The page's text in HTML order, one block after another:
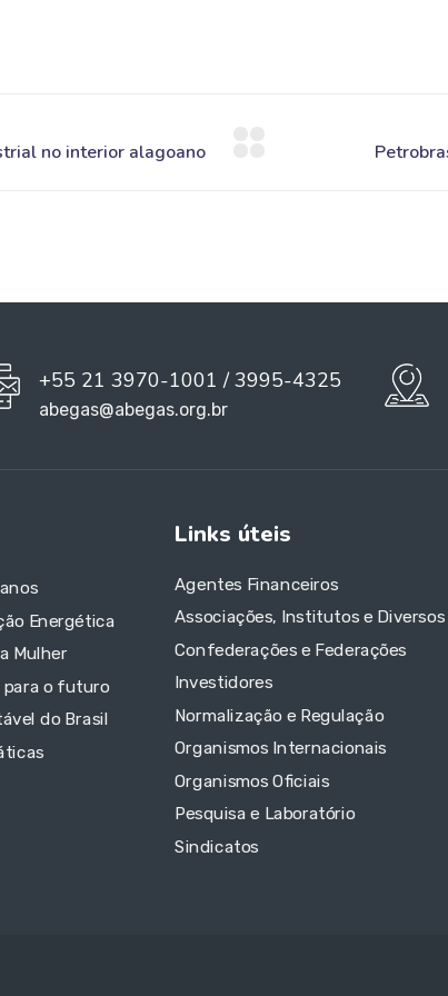
+55 21 3970-1001 / 3995-4325
abegas@abegas.org.br
Energética
Mulher
para o futuro
do Brasil
Links úteis
Agentes Financeiros
Associações, Institutos e Diversos
Confederações e Federações
Investidores
Normalização e Regulação
Organismos Internacionais
Organismos Oficiais
Pesquisa e Laboratório
Sindicatos